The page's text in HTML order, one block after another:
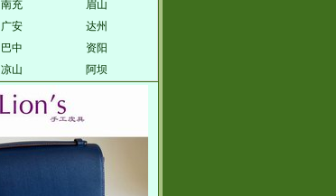
南充
眉山
广安
达州
巴中
资阳
凉山 阿坝